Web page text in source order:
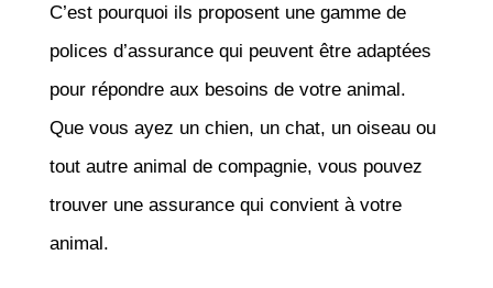
C’est pourquoi ils proposent une gamme de
polices d’assurance qui peuvent être adaptées
pour répondre aux besoins de votre animal.
Que vous ayez un chien, un chat, un oiseau ou
tout autre animal de compagnie, vous pouvez
trouver une assurance qui convient à votre
animal.